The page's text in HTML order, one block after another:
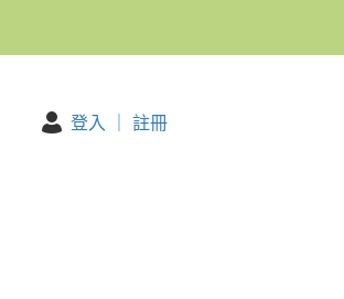
登入 ｜ 註冊